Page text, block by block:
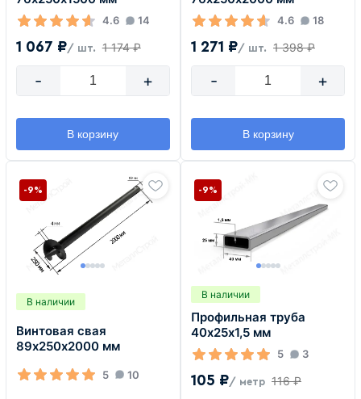
4.6 14
1 067 ₽/ шт. 1 174 ₽
- +
В корзину
4.6 18
1 271 ₽/ шт. 1 398 ₽
- +
В корзину
В наличии
Винтовая свая
89х250х2000 мм
5 10
-9%
В наличии
Профильная труба
40х25х1,5 мм
5 3
105 ₽/ метр 116 ₽
-9%